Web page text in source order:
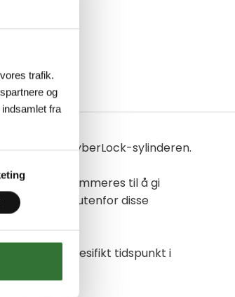
trafik.
og
fra
aktivere CyberLock-sylinderen.
programmeres til å gi
brukt utenfor disse
på et spesifikt tidspunkt i